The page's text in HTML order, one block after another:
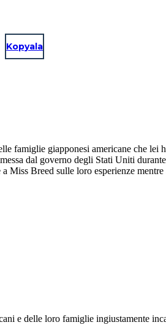
Kopyala
famiglie giapponesi americane che lei
dal governo degli Stati Uniti
Miss Breed sulle loro esperienze mentre
e delle loro famiglie ingiustamente